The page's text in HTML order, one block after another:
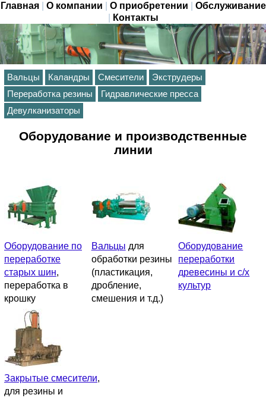
Главная| О компании О приобретении
Обслуживание
Контакты
Вальцы Каландры Смесители
Экструдеры
Переработка резины
Гидравлические пресса
Девулканизаторы
Оборудование и производственные
линии
Оборудование по
переработке
старых шин,
переработка в
крошку
Вальцы для
обработки резины
(пластикация,
дробление,
смешения и т.д.)
Оборудование
переработки
древесины и с/х
культур
Закрытые смесители,
для резины и